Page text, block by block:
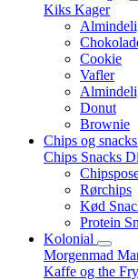
Kiks Kager
Cookie
Vafler
Donut
Brownie
Chips og snacks
Chips Snacks
Rørchips
Kød
Protein
Kolonial
Morgenmad
Kaffe og the